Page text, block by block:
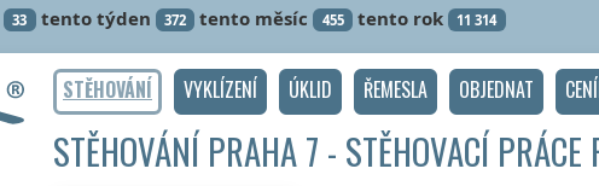
33 tento týden 372 tento měsíc 455 tento rok 11 314
STĚHOVÁNÍ VYKLÍZENÍ ÚKLID ŘEMESLA OBJEDNAT
STĚHOVÁNÍ PRAHA 7 - STĚHOVACÍ PRÁCE